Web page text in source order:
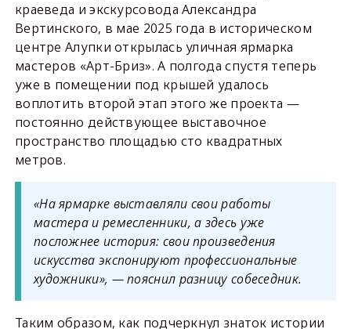
краеведа и экскурсовода Александра
Вертинского, в мае 2025 года в историческом
центре Алупки открылась уличная ярмарка
мастеров «Арт-Бриз». А полгода спустя теперь
уже в помещении под крышей удалось
воплотить второй этап этого же проекта —
постоянно действующее выставочное
пространство площадью сто квадратных
метров.
«На ярмарке выставляли свои работы
мастера и ремесленники, а здесь уже
посложнее история: свои произведения
искусства экспонируют профессиональные
художники», — пояснил разницу собеседник.
Таким образом, как подчеркнул знаток истории